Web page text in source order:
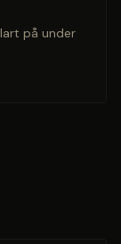
på under